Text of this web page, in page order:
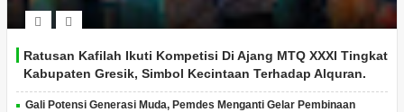
Ratusan Kafilah Ikuti Kompetisi Di Ajang MTQ XXXI Tingkat
Kabupaten Gresik, Simbol Kecintaan Terhadap Alquran.
Gali Potensi Generasi Muda, Pemdes Menganti Gelar Pembinaan